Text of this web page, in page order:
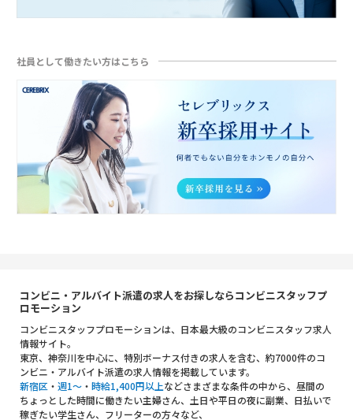
社員として働きたい方はこちら
コンビニ・アルバイト派遣の求人をお探しならコンビニスタッフプ
ロモーション
コンビニスタッフプロモーションは、日本最大級のコンビニスタッフ求人
情報サイト。
東京、神奈川を中心に、特別ボーナス付きの求人を含む、約7000件のコ
ンビニ・アルバイト派遣の求人情報を掲載しています。
新宿区 ・ 週1～ ・ 時給1,400円以上などさまざまな条件の中から、昼間の
ちょっとした時間に働きたい主婦さん、土日や平日の夜に副業、日払いで
稼ぎたい学生さん、フリーターの方々など、